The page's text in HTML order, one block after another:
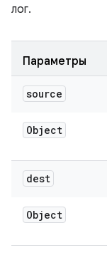
лог.
Параметры
source
Object
dest
Object